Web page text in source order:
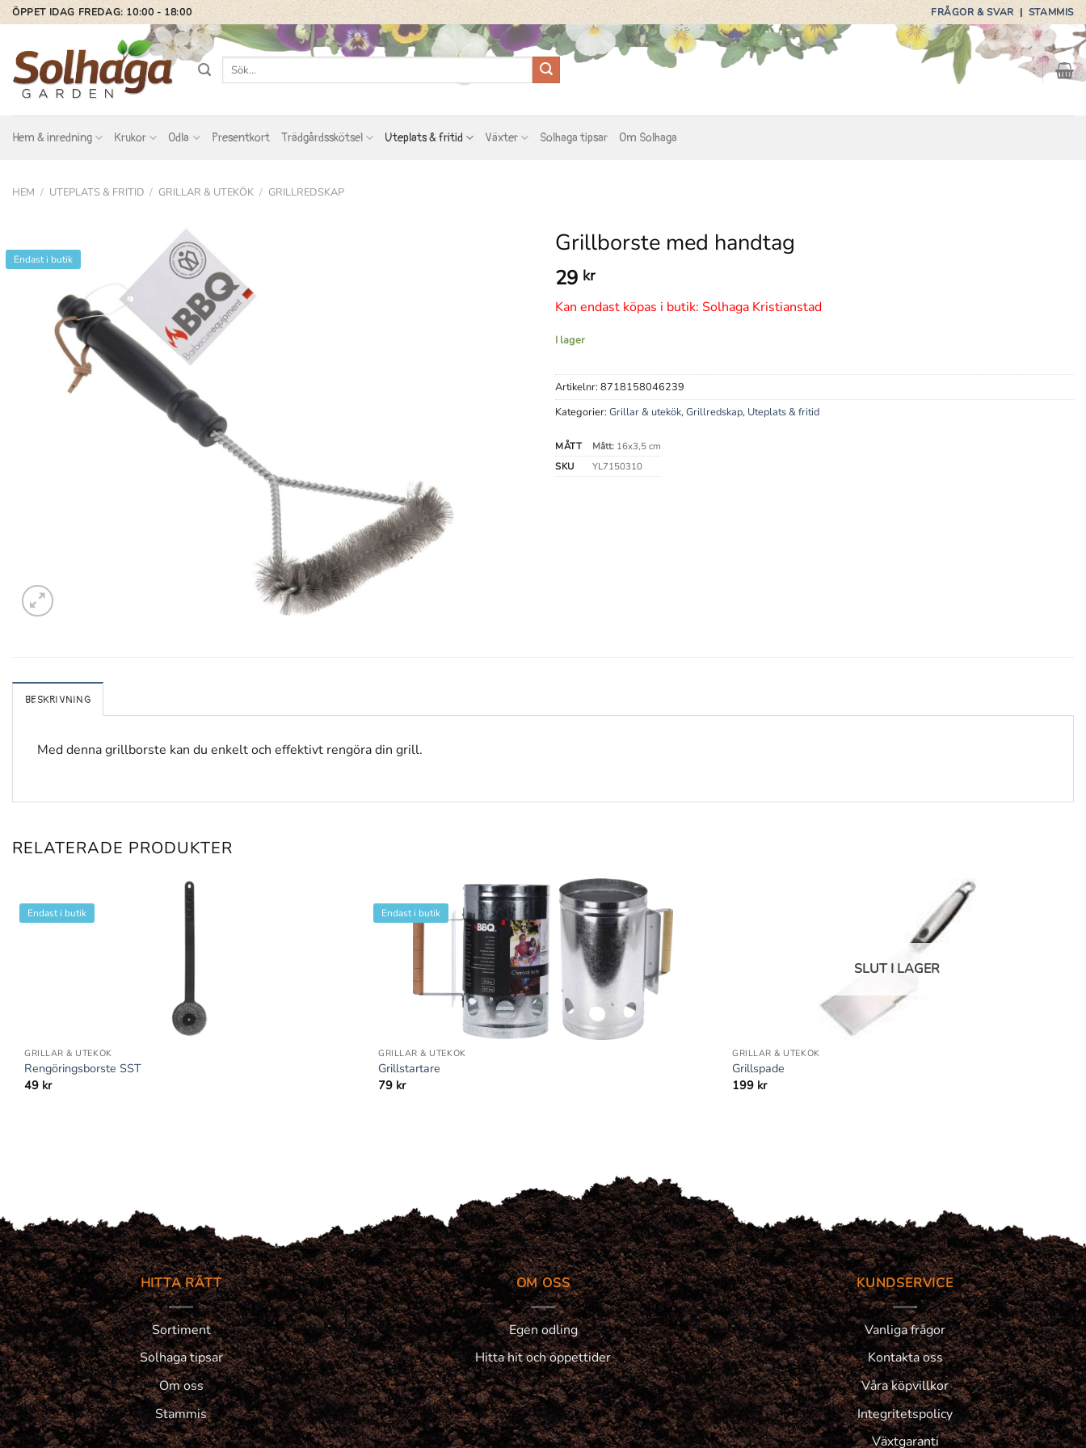
Skip
to
content
ÖPPET IDAG FREDAG: 10:00 - 18:00 FRÅGOR & SVAR|STAMMIS
Sök
Hem & inredning Krukor Odla Presentkort Trädgårdsskötsel Uteplats & fritid Växter Solhaga tipsar Om Solhaga
HEM / UTEPLATS & FRITID / GRILLAR & UTEKÖK / GRILLREDSKAP
Endast i butik
Grillborste med handtag
29 kr
Kan endast köpas i butik: Solhaga Kristianstad
I lager
Artikelnr: 8718158046239
Kategorier: Grillar & utekök,Grillredskap, Uteplats & fritid
MÅTT Mått:16x3,5 cm
SKU
YL7150310
BESKRIVNING
Med denna grillborste kan du enkelt och effektivt rengöra din grill.
RELATERADE PRODUKTER
Endast i butik
GRILLAR & UTEKÖK
Rengöringsborste SST
49 kr
Endast i butik
GRILLAR & UTEKÖK
Grillstartare
79 kr
SLUT I LAGER
GRILLAR & UTEKÖK
Grillspade
199 kr
HITTA RÄTT
Sortiment
Solhaga tipsar
Om oss
Stammis
OM OSS
Egen odling
Hitta hit och öppettider
KUNDSERVICE
Vanliga frågor
Kontakta oss
Våra köpvillkor
Integritetspolicy
Växtgaranti